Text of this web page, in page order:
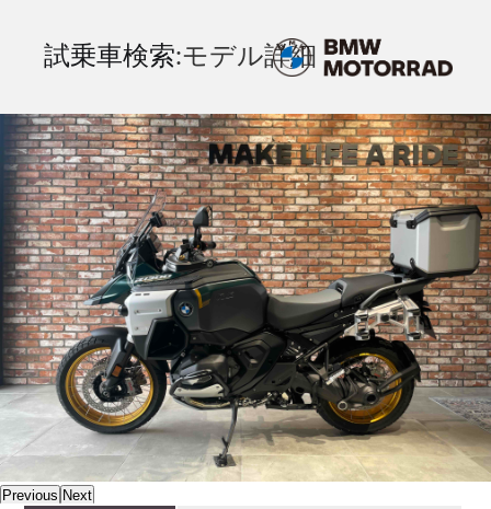
試乗車検索:モデル詳細
Previous Next